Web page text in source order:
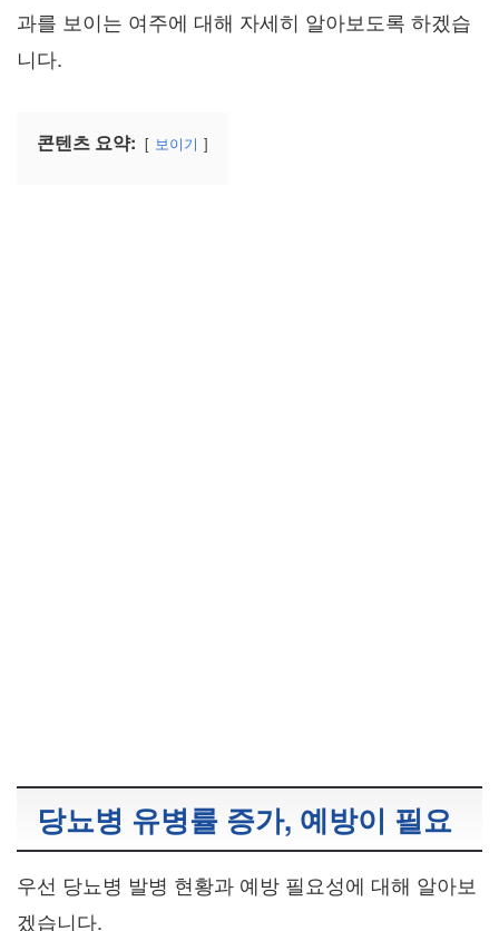
과를 보이는 여주에 대해 자세히 알아보도록 하겠습
니다.
콘텐츠 요약: 보이기
당뇨병 유병률 증가, 예방이 필요
우선 당뇨병 발병 현황과 예방 필요성에 대해 알아보
겠습니다.